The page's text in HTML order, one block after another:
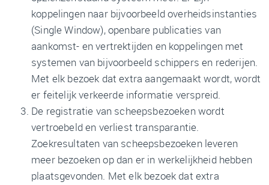
koppelingen naar bijvoorbeeld overheidsinstanties
(Single Window), openbare publicaties van
aankomst- en vertrektijden en koppelingen met
systemen van bijvoorbeeld schippers en rederijen.
Met elk bezoek dat extra aangemaakt wordt, wordt
er feitelijk verkeerde informatie verspreid.
De registratie van scheepsbezoeken wordt
vertroebeld en verliest transparantie.
Zoekresultaten van scheepsbezoeken leveren
meer bezoeken op dan er in werkelijkheid hebben
plaatsgevonden. Met elk bezoek dat extra